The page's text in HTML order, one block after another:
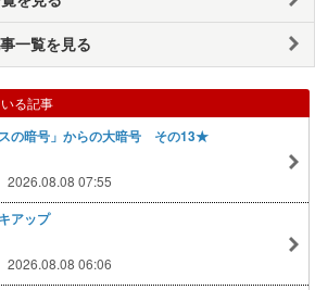
一覧を見る
る記事
の暗号」からの大暗号 その13★
2026.08.08 07:55
アップ
2026.08.08 06:06